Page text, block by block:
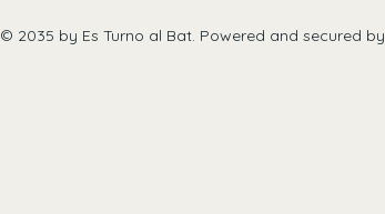
© 2035 by Es Turno al Bat. Powered and secured by